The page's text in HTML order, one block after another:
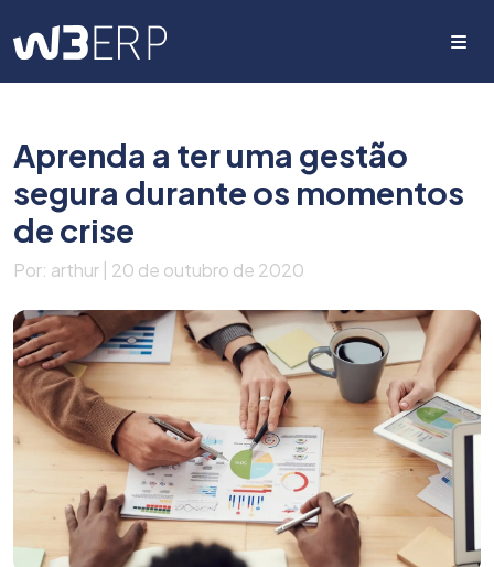
Aprenda a ter uma gestão
segura durante os momentos
de crise
Por: arthur | 20 de outubro de 2020